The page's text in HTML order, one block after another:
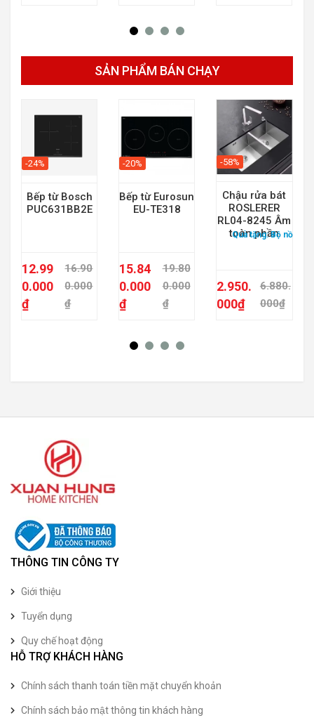
SẢN PHẨM BÁN CHẠY
-24%
Bếp từ Bosch
PUC631BB2E
16.90
0.000
₫
12.99
0.000
₫
-20%
Bếp từ Eurosun
EU-TE318
19.80
0.000
₫
15.84
0.000
₫
-58%
Chậu rửa bát
ROSLERER
RL04-8245 Âm
toàn phần
6.880.
000₫
2.950.
000₫
Quà tặng:Bộ nồi từ
THÔNG TIN CÔNG TY
Giới thiệu
Tuyển dụng
Quy chế hoạt động
HỖ TRỢ KHÁCH HÀNG
Chính sách thanh toán tiền mặt chuyển khoản
Chính sách bảo mật thông tin khách hàng